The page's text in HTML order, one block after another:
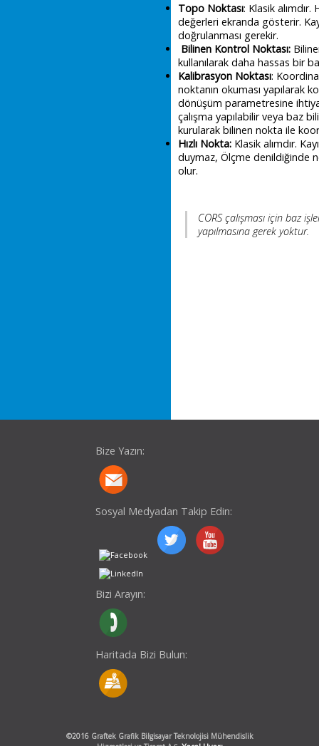
Topo Noktası: Klasik
değerleri ekranda gösterir.
doğrulanması gerekir.
Bilinen Kontrol Noktası:
kullanılarak daha hassas bir
Kalibrasyon Noktası:
noktanın okuması yapılarak
dönüşüm parametresine
çalışma yapılabilir veya baz
kurularak bilinen nokta ile
Hızlı Nokta: Klasik alımdır.
duymaz, Ölçme denildiğinde
olur.
CORS çalışması için baz
yapılmasına gerek yoktur.
Bize Yazın:
Sosyal Medyadan Takip Edin:
Bizi Arayın:
Haritada Bizi Bulun:
©2016 Graftek Grafik Bilgisayar Teknolojisi Mühendislik